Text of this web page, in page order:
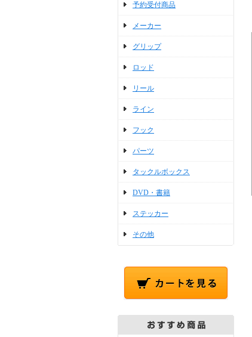
予約受付商品
メーカー
グリップ
ロッド
リール
ライン
フック
パーツ
タックルボックス
DVD・書籍
ステッカー
その他